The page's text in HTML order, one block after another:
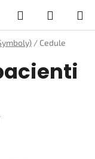
Hledat
KOŠÍK
/ Cedule